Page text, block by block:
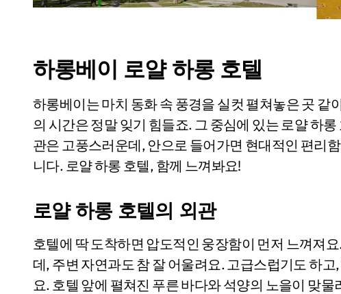
하롱베이 로얄 하롱 호텔
하롱베이는 마치 동화 속 풍경을 실컷 펼쳐놓은 곳 같
의 시간은 정말 잊기 힘들죠. 그 중심에 있는 로얄 하
관은 고풍스러운데, 안으로 들어가면 현대적인 편리
니다. 로얄 하롱 호텔, 함께 느껴봐요!
로얄 하롱 호텔의 외관
호텔에 딱 도착하면 압도적인 웅장함이 먼저 느껴져
데, 주변 자연과도 참 잘 어울려요. 고급스럽기도 하
요. 호텔 앞에 펼쳐진 푸른 바다와 석양의 노을이 맞